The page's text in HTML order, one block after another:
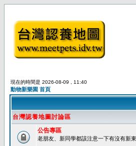
現在的時間是 2026-08-09 , 11:40
動物新樂園 首頁
台灣認養地圖討論區
公告專區
老朋友、新同學都該注意一下有沒有新